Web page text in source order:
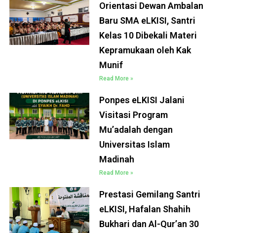
Orientasi Dewan Ambalan
Baru SMA eLKISI, Santri
Kelas 10 Dibekali Materi
Kepramukaan oleh Kak
Munif
Read More »
Ponpes eLKISI Jalani
Visitasi Program
Mu’adalah dengan
Universitas Islam
Madinah
Read More »
Prestasi Gemilang Santri
eLKISI, Hafalan Shahih
Bukhari dan Al-Qur’an 30